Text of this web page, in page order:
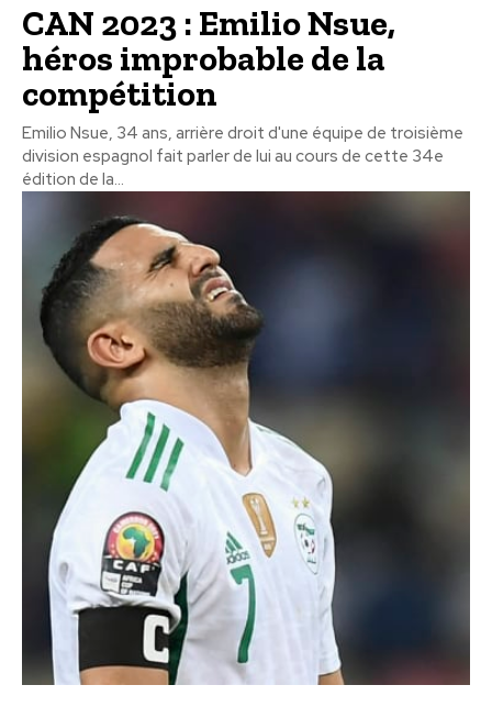
CAN 2023 : Emilio Nsue,
héros improbable de la
compétition
Emilio Nsue, 34 ans, arrière droit d'une équipe de troisième
division espagnol fait parler de lui au cours de cette 34e
édition de la...